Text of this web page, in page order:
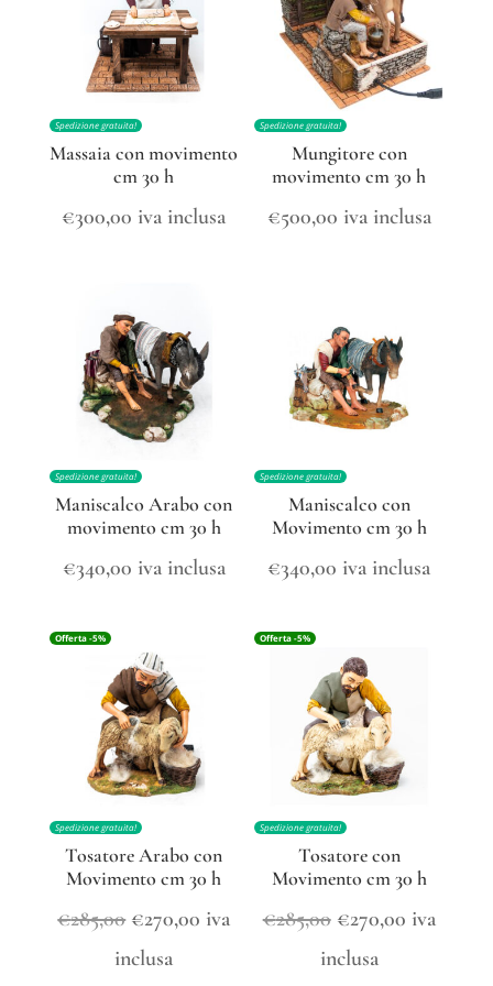
Spedizione gratuita!
Massaia con movimento
cm 30 h
€300,00 iva inclusa
Spedizione gratuita!
Mungitore con
movimento cm 30 h
€500,00 iva inclusa
Spedizione gratuita!
Maniscalco Arabo con
movimento cm 30 h
€340,00 iva inclusa
Spedizione gratuita!
Maniscalco con
Movimento cm 30 h
€340,00 iva inclusa
Offerta -5%
Spedizione gratuita!
Tosatore Arabo con
Movimento cm 30 h
€285,00 Il
prezzo
€270,00 Il
iva
inclusa
Offerta -5%
Spedizione gratuita!
Tosatore con
Movimento cm 30 h
€285,00 Il
prezzo
€270,00Iliva
inclusa